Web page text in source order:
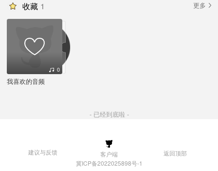
收藏 1 更多
0
我喜欢的音频
- 已经到底啦 -
建议与反馈 客户端
返回顶部
冀ICP备2022025898号-1